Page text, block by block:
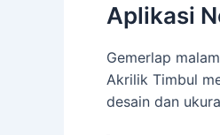
Aplikasi
Gemerlap
Akrilik Timbul
desain dan